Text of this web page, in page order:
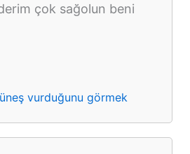
çok sağolun beni
vurduğunu görmek